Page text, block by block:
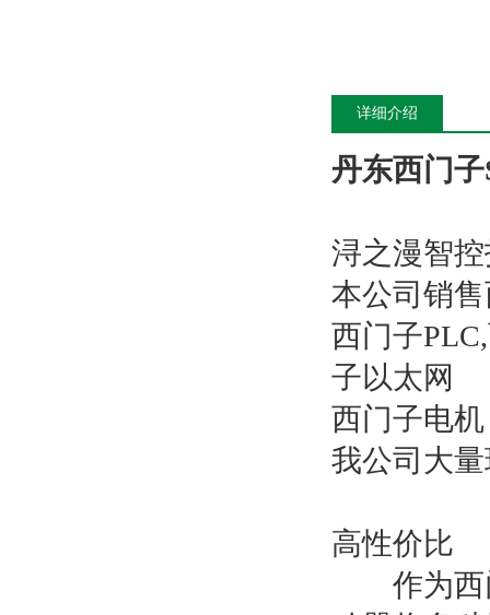
详细介绍
丹东西门
浔之漫智
本公司销
西门子
子以太网
西门子电
我公司大
高性价比
作为西门